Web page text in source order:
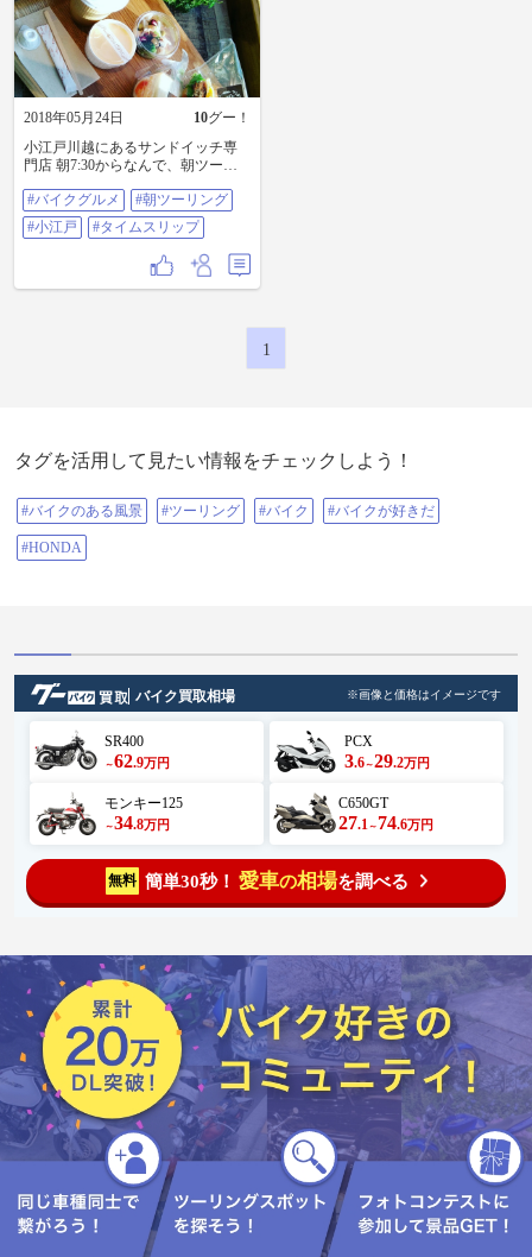
2018年05月24日 10グー！
小江戸川越にあるサンドイッチ専
門店 朝7:30からなんで、朝ツーリ
史ある城下町でゆったりとした時
を過ごせます。 ＃バイクグルメ #
朝ツーリング #小江戸 #タイムスリ
#バイクグルメ
#朝ツーリング
#小江戸
#タイムスリップ
1
タグを活用して見たい情報をチェックしよう！
#バイクのある風景 #ツーリング #バイク #バイクが好きだ
#HONDA
バイク買取相場 ※画像と価格はイメージです
SR400
～62.9万円
PCX
3.6～29.2万円
モンキー125
～34.8万円
C650GT
27.1 ～ 74.6万円
無料 簡単30秒！ 愛車の相場を調べる